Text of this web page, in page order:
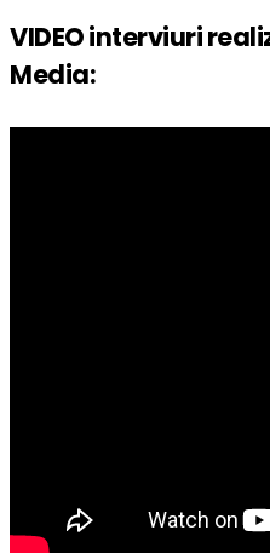
VIDEO interviuri
Media: